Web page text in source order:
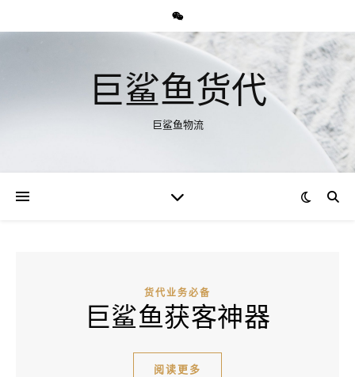
巨鲨鱼货代
巨鲨鱼物流
货代业务必备
巨鲨鱼获客神器
阅读更多